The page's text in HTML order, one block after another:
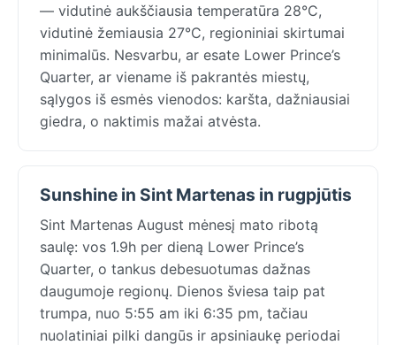
— vidutinė aukščiausia temperatūra 28°C,
vidutinė žemiausia 27°C, regioniniai skirtumai
minimalūs. Nesvarbu, ar esate Lower Prince’s
Quarter, ar viename iš pakrantės miestų,
sąlygos iš esmės vienodos: karšta, dažniausiai
giedra, o naktimis mažai atvėsta.
Sunshine in Sint Martenas in rugpjūtis
Sint Martenas August mėnesį mato ribotą
saulę: vos 1.9h per dieną Lower Prince’s
Quarter, o tankus debesuotumas dažnas
daugumoje regionų. Dienos šviesa taip pat
trumpa, nuo 5:55 am iki 6:35 pm, tačiau
nuolatiniai pilki dangūs ir apsiniaukę periodai